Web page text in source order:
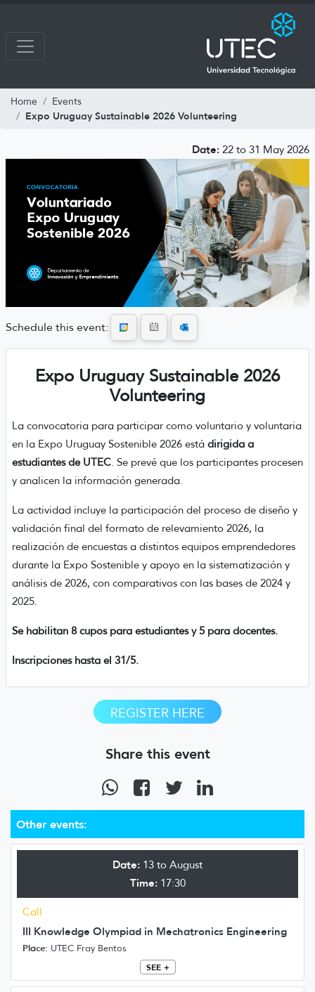
Home Events
Expo Uruguay Sustainable 2026 Volunteering
Other events:
Date: 13 to August
Time:17:30
Call
III Knowledge Olympiad in Mechatronics Engineering
Place: UTEC Fray Bentos
SEE +
Date: 22 to 31 May 2026
Schedule this event:
Expo Uruguay Sustainable 2026
Volunteering
La convocatoria para participar como voluntario y voluntaria
en la Expo Uruguay Sostenible 2026 está dirigida a
estudiantes de UTEC. Se prevé que los participantes procesen
y analicen la información generada.
La actividad incluye la participación del proceso de diseño y
validación final del formato de relevamiento 2026, la
realización de encuestas a distintos equipos emprendedores
durante la Expo Sostenible y apoyo en la sistematización y
análisis de 2026, con comparativos con las bases de 2024 y
2025.
Se habilitan 8 cupos para estudiantes y 5 para docentes.
Inscripciones hasta el 31/5.
REGISTER HERE
Share this event